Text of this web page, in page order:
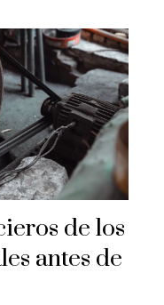
de los
antes de